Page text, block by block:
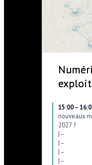
15:00 –
nouveaux
2027 ?
| –
| –
| –
| –